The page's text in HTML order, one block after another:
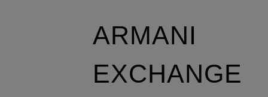
ARMANI
EXCHANGE